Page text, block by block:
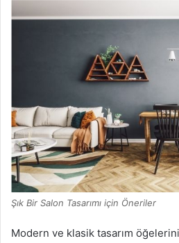
Şık Bir Salon Tasarımı için Öneriler
Modern ve klasik tasarım